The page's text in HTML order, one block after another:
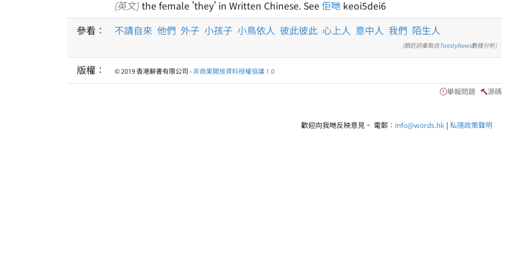
(英文) the female 'they' in Written Chinese. See 佢哋 keoi5dei6
參看：
不請自來 他們 外子 小孩子 小鳥依人 彼此彼此 心上人 意中人 我們 陌生人
(類近詞彙取自ToastyNews數據分析)
版權： © 2019 香港辭書有限公司 -非商業開放資料授權協議 1.0
舉報問題 源碼
歡迎向我哋反映意見。 電郵： info@words.hk | 私隱政策聲明